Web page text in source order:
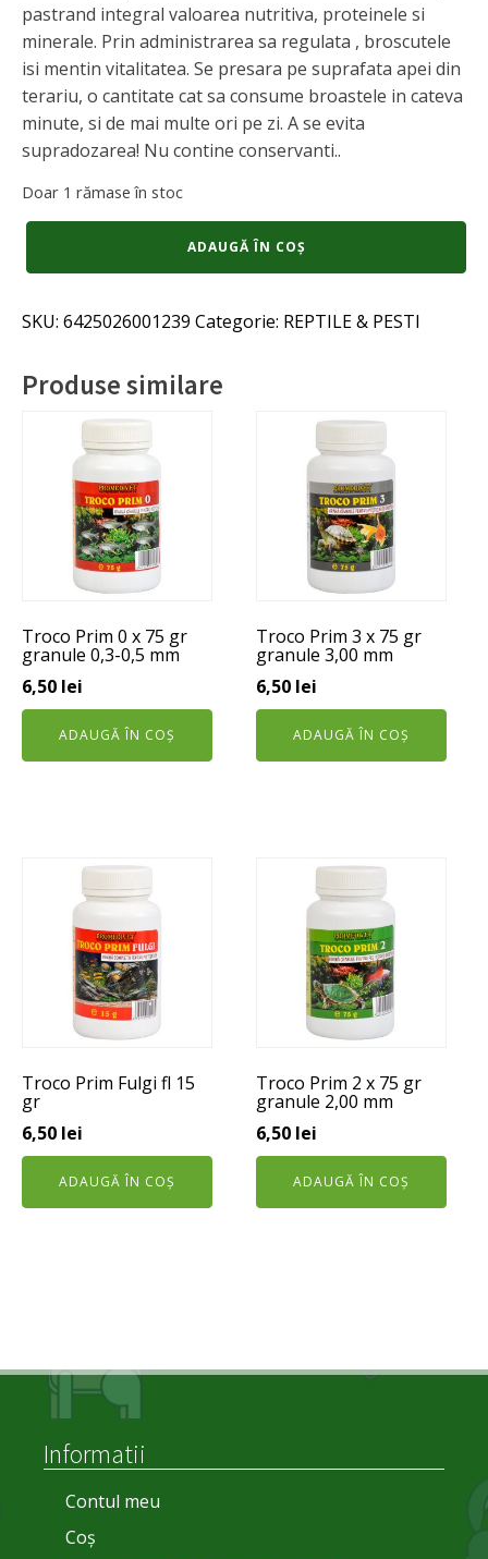
pastrand integral valoarea nutritiva, proteinele si
minerale. Prin administrarea sa regulata , broscutele
isi mentin vitalitatea. Se presara pe suprafata apei din
terariu, o cantitate cat sa consume broastele in cateva
minute, si de mai multe ori pe zi. A se evita
supradozarea! Nu contine conservanti..
Doar 1 rămase în stoc
Liofilizata
ADAUGĂ ÎN COȘ
SKU: 6425026001239 Categorie: REPTILE & PESTI
Produse similare
Troco Prim 0 x 75 gr
granule 0,3-0,5 mm
6,50 lei
ADAUGĂ ÎN COȘ
Troco Prim 3 x 75 gr
granule 3,00 mm
6,50 lei
ADAUGĂ ÎN COȘ
Troco Prim Fulgi fl 15
gr
6,50 lei
ADAUGĂ ÎN COȘ
Troco Prim 2 x 75 gr
granule 2,00 mm
6,50 lei
ADAUGĂ ÎN COȘ
Informatii
Contul meu
Coș